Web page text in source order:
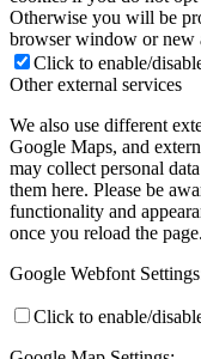
Otherwise you will be
browser window or new
Click to enable/
Other external services
We also use different
Google Maps, and
may collect personal
them here. Please be
functionality and
once you reload the page.
Google Webfont
Click to enable/